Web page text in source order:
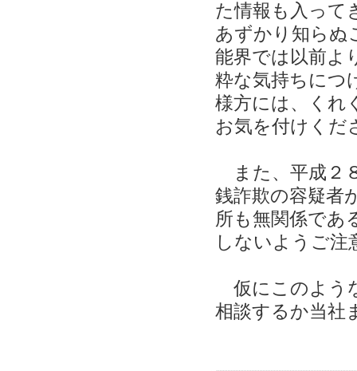
た情報も入って
あずかり知らぬ
能界では以前よ
粋な気持ちにつ
様方には、くれ
お気を付けくだ
また、平成２
銭詐欺の容疑者
所も無関係であ
しないようご注
仮にこのよう
相談するか当社